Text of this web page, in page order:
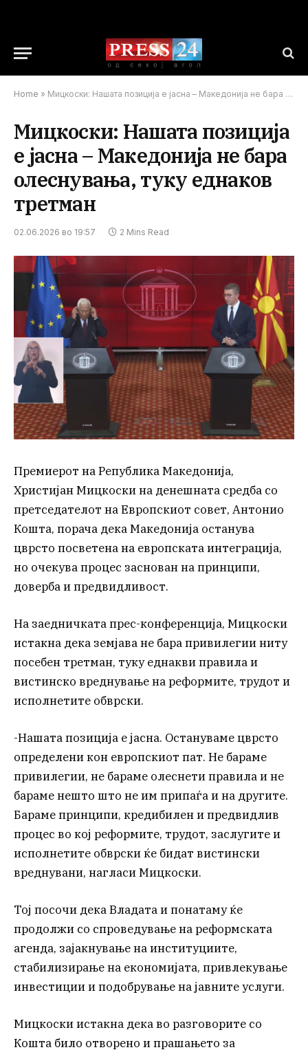
Home » Мицкоски: Нашата позиција е јасна – Македонија не бара олеснувања, туку еднаков третман
Мицкоски: Нашата позиција
е јасна – Македонија не бара
олеснувања, туку еднаков
третман
02.06.2026 во 19:57 2 Mins Read
Премиерот на Република Македонија,
Христијан Мицкоски на денешната средба со
претседателот на Европскиот совет, Антонио
Кошта, порача дека Македонија останува
цврсто посветена на европската интеграција,
но очекува процес заснован на принципи,
доверба и предвидливост.
На заедничката прес-конференција, Мицкоски
истакна дека земјава не бара привилегии ниту
посебен третман, туку еднакви правила и
вистинско вреднување на реформите, трудот и
исполнетите обврски.
-Нашата позиција е јасна. Остануваме цврсто
определени кон европскиот пат. Не бараме
привилегии, не бараме олеснети правила и не
бараме нешто што не им припаѓа и на другите.
Бараме принципи, кредибилен и предвидлив
процес во кој реформите, трудот, заслугите и
исполнетите обврски ќе бидат вистински
вреднувани, нагласи Мицкоски.
Тој посочи дека Владата и понатаму ќе
продолжи со спроведување на реформската
агенда, зајакнување на институциите,
стабилизирање на економијата, привлекување
инвестиции и подобрување на јавните услуги.
Мицкоски истакна дека во разговорите со
Кошта било отворено и прашањето за